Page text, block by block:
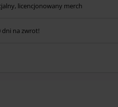
licencjonowany merch
dni na zwrot!